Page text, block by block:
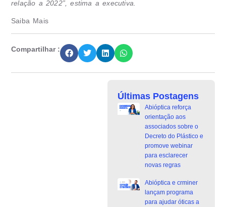
relação a 2022”, estima a executiva.
Saiba Mais
Compartilhar :
Últimas Postagens
Abióptica reforça
orientação aos
associados sobre o
Decreto do Plástico e
promove webinar
para esclarecer
novas regras
Abióptica e crminer
lançam programa
para ajudar óticas a